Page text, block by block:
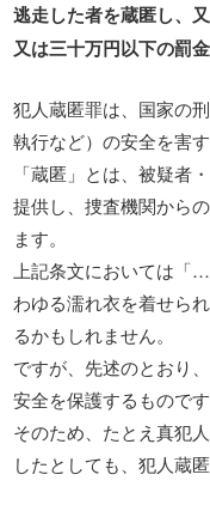
逃走した者を蔵匿し、
又は三十万円以下の罰金
犯人蔵匿罪は、国家の
執行など）の安全を害す
「蔵匿」とは、被疑者
提供し、捜査機関から
ます。
上記条文においては「
わゆる濡れ衣を着せら
るかもしれません。
ですが、先述のとおり
安全を保護するものです
そのため、たとえ真犯
したとしても、犯人蔵